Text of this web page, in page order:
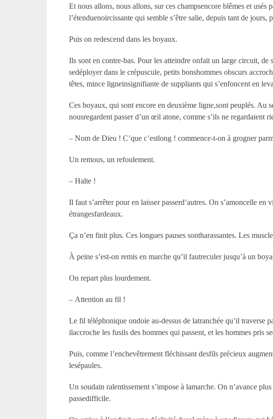
Et nous allons, nous allons, sur ces champsencore blêmes et usés
l’étenduenoircissante qui semble s’être salie, depuis tant de
Puis on redescend dans les boyaux.
Ils sont en contre-bas. Pour les atteindre onfait un large circuit, de
sedéployer dans le crépuscule, petits bonshommes obscurs
têtes, mince ligneinsignifiante de suppliants qui s’enfoncent en
Ces boyaux, qui sont encore en deuxième ligne,sont peuplés. Au
nousregardent passer d’un œil atone, comme s’ils ne regardaient
– Nom de Dieu ! C’que c’estlong ! commence-t-on à grogner
Un remous, un refoulement.
– Halte !
Il faut s’arrêter pour en laisser passerd’autres. On s’amoncelle
étrangesfardeaux.
Ça n’en finit plus. Ces longues pauses sontharassantes. Les
À peine s’est-on remis en marche qu’il fautreculer jusqu’à un
On repart plus lourdement.
– Attention au fil !
Le fil téléphonique ondoie au-dessus de latranchée qu’il traverse
ilaccroche les fusils des hommes qui passent, et les hommes pris
Puis, comme l’enchevêtrement fléchissant desfils précieux
lesépaules.
Un soudain ralentissement s’impose à lamarche. On n’avance
passedifficile.